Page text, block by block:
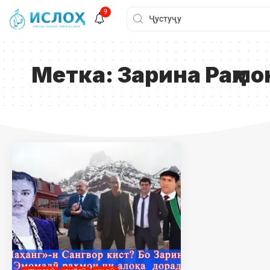
9
Метка:Зарина